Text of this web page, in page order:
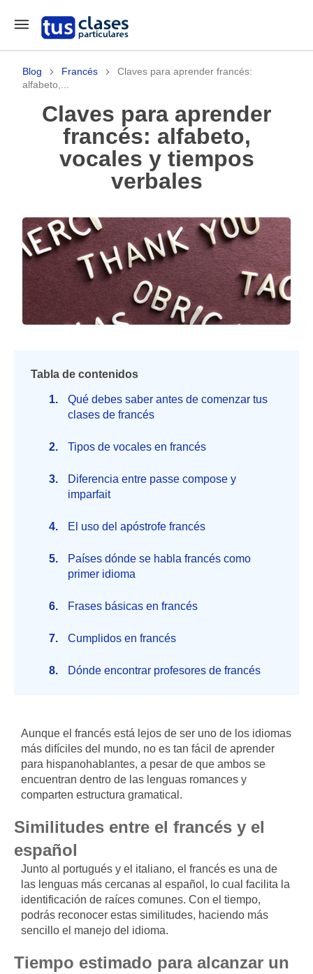
Blog Francés
Claves para aprender francés:
alfabeto,...
Claves para aprender
francés: alfabeto,
vocales y tiempos
verbales
Tabla de contenidos
Qué debes saber antes de comenzar tus
clases de francés
Tipos de vocales en francés
Diferencia entre passe compose y
imparfait
El uso del apóstrofe francés
Países dónde se habla francés como
primer idioma
Frases básicas en francés
Cumplidos en francés
Dónde encontrar profesores de francés
Aunque el francés está lejos de ser uno de los idiomas
más difíciles del mundo, no es tan fácil de aprender
para hispanohablantes, a pesar de que ambos se
encuentran dentro de las lenguas romances y
comparten estructura gramatical.
Similitudes entre el francés y el
español
Junto al portugués y el italiano, el francés es una de
las lenguas más cercanas al español, lo cual facilita la
identificación de raíces comunes. Con el tiempo,
podrás reconocer estas similitudes, haciendo más
sencillo el manejo del idioma.
Tiempo estimado para alcanzar un